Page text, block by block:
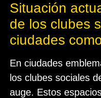
Situación
de los clubes
ciudades
En ciudades
los clubes sociales
auge. Estos